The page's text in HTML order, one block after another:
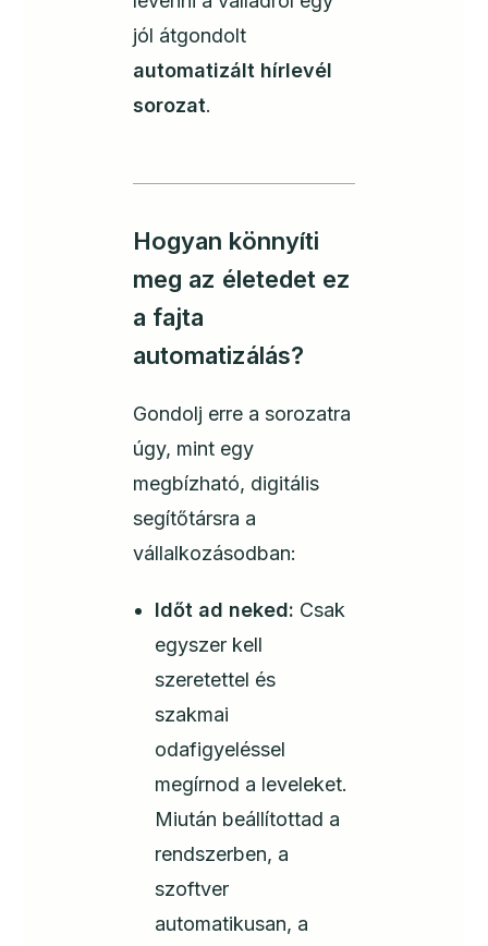
jól átgondolt
automatizált hírlevél
sorozat.
Hogyan könnyíti
meg az életedet ez
a fajta
automatizálás?
Gondolj erre a sorozatra
úgy, mint egy
megbízható, digitális
segítőtársra a
vállalkozásodban:
Időt ad neked: Csak
egyszer kell
szeretettel és
szakmai
odafigyeléssel
megírnod a leveleket.
Miután beállítottad a
rendszerben, a
szoftver
automatikusan, a